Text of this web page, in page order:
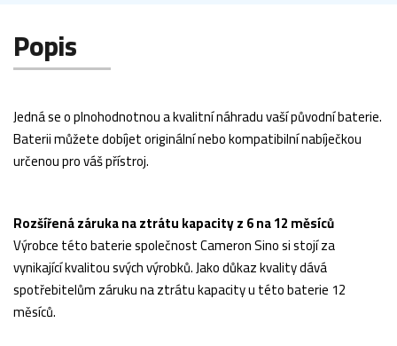
Popis
Jedná se o plnohodnotnou a kvalitní náhradu vaší původní baterie.
Baterii můžete dobíjet originální nebo kompatibilní nabíječkou
určenou pro váš přístroj.
Rozšířená záruka na ztrátu kapacity z 6 na 12 měsíců
Výrobce této baterie společnost Cameron Sino si stojí za
vynikající kvalitou svých výrobků. Jako důkaz kvality dává
spotřebitelům záruku na ztrátu kapacity u této baterie 12
měsíců.